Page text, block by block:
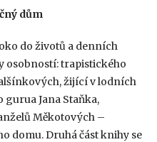
dům
do životů a denních
osobností: trapistického
žijící v lodních
Jana Staňka,
Měkotových –
domu. Druhá část knihy se